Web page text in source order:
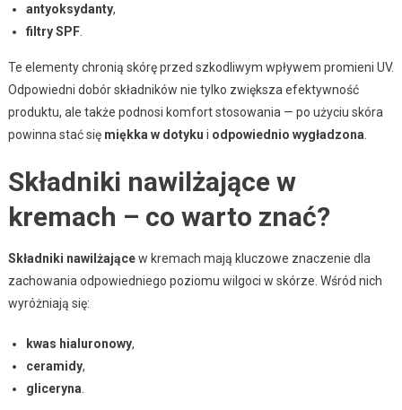
antyoksydanty,
filtry SPF.
Te elementy chronią skórę przed szkodliwym wpływem promieni UV.
Odpowiedni dobór składników nie tylko zwiększa efektywność
produktu, ale także podnosi komfort stosowania — po użyciu skóra
powinna stać się miękka w dotyku i odpowiednio wygładzona
Składniki nawilżające w
kremach – co warto znać?
Składniki nawilżającew kremach mają kluczowe znaczenie dla
zachowania odpowiedniego poziomu wilgoci w skórze. Wśród nich
wyróżniają się:
kwas hialuronowy,
ceramidy,
gliceryna